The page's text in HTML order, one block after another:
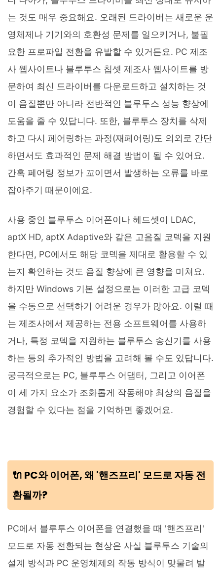
는 것도 매우 중요해요. 오래된 드라이버는 새로운 운
영체제나 기기와의 호환성 문제를 일으키거나, 불필
요한 프로파일 전환을 유발할 수 있거든요. PC 제조
사 웹사이트나 블루투스 칩셋 제조사 웹사이트를 방
문하여 최신 드라이버를 다운로드하고 설치하는 것
이 음질뿐만 아니라 전반적인 블루투스 성능 향상에
도움을 줄 수 있답니다. 또한, 블루투스 장치를 삭제
하고 다시 페어링하는 과정(재페어링)도 의외로 간단
하면서도 효과적인 문제 해결 방법이 될 수 있어요.
간혹 페어링 정보가 꼬이면서 발생하는 오류를 바로
잡아주기 때문이에요.
사용 중인 블루투스 이어폰이나 헤드셋이 LDAC,
aptX HD, aptX Adaptive와 같은 고음질 코덱을 지원
한다면, PC에서도 해당 코덱을 제대로 활용할 수 있
는지 확인하는 것도 음질 향상에 큰 영향을 미쳐요.
하지만 Windows 기본 설정으로는 이러한 고급 코덱
을 수동으로 선택하기 어려운 경우가 많아요. 이럴 때
는 제조사에서 제공하는 전용 소프트웨어를 사용하
거나, 특정 코덱을 지원하는 블루투스 송신기를 사용
하는 등의 추가적인 방법을 고려해 볼 수도 있답니다.
궁극적으로는 PC, 블루투스 어댑터, 그리고 이어폰
이 세 가지 요소가 조화롭게 작동해야 최상의 음질을
경험할 수 있다는 점을 기억하면 좋겠어요.
🔌 PC와 이어폰, 왜 '핸즈프리' 모드로 자동 전
환될까?
PC에서 블루투스 이어폰을 연결했을 때 '핸즈프리'
모드로 자동 전환되는 현상은 사실 블루투스 기술의
설계 방식과 PC 운영체제의 작동 방식이 맞물려 발